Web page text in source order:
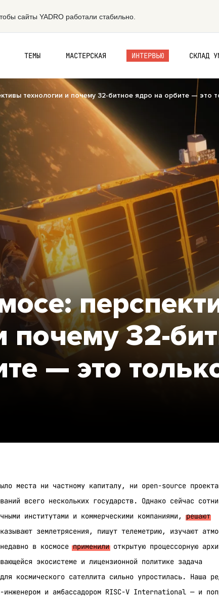
ТЕМЫ МАСТЕРСКАЯ ИНТЕРВЬЮ СКЛАД
технологии и почему 32-битное ядро на орбите — это
почему 32-
— это
места ни частному капиталу, ни open-source
всего нескольких государств. Однако сейчас сотни
институтами и коммерческими компаниями,решают
землетрясения, пишут телеметрию, изучают
в космосеприменилиоткрытую процессорную
экосистеме и лицензионной политике задача
космического сателлита сильно упростилась. Наша
инженером и амбассадором RISC-V International — и